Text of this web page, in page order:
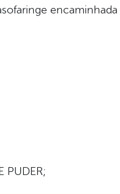
encaminhada
PUDER;